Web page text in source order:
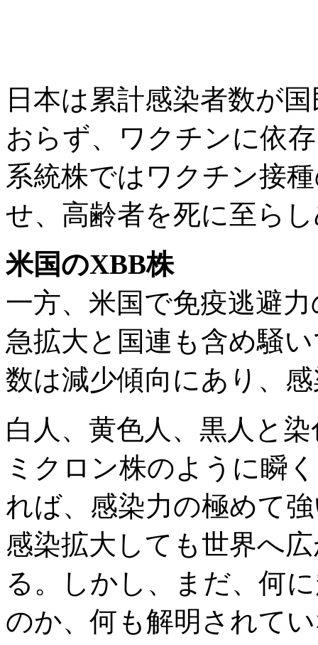
日本は累計感染者数が
おらず、ワクチンに依
系統株ではワクチン接
せ、高齢者を死に至ら
米国のXBB株
一方、米国で免疫逃避
急拡大と国連も含め騒
数は減少傾向にあり、
白人、黄色人、黒人と
ミクロン株のように瞬
れば、感染力の極めて
感染拡大しても世界へ
る。しかし、まだ、何
のか、何も解明されて